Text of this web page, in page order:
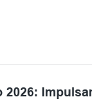
2026: